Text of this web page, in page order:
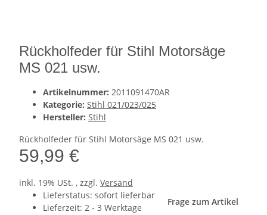
Rückholfeder für Stihl Motorsäge
MS 021 usw.
Artikelnummer: 2011091470AR
Kategorie: Stihl 021/023/025
Hersteller: Stihl
Rückholfeder für Stihl Motorsäge MS 021 usw.
59,99 €
inkl. 19% USt. , zzgl. Versand
Lieferstatus: sofort lieferbar
Lieferzeit: 2 - 3 Werktage
Frage zum Artikel